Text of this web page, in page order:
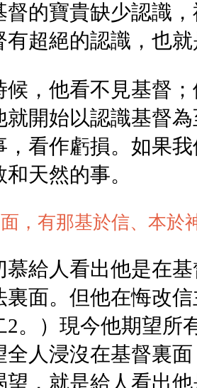
的寶貴缺少認識
超絕的認識，也就
，他看不見基督
開始以認識基督
看作虧損。如果
天然的事。
，有那基於信、本於
給人看出他是在
裏面。但他在悔改
。）現今他期望
人浸沒在基督裏
，就是給人看出